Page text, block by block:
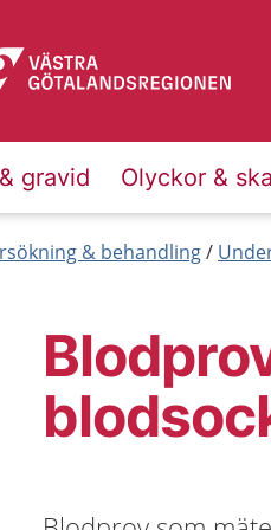
gravid Olyckor &
& behandling